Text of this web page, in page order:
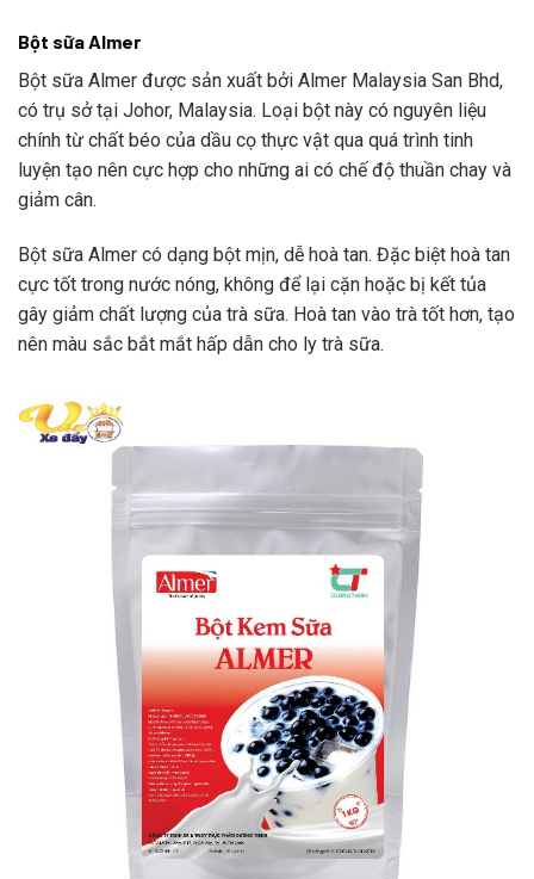
Bột sữa Almer
Bột sữa Almer được sản xuất bởi Almer Malaysia San Bhd,
có trụ sở tại Johor, Malaysia. Loại bột này có nguyên liệu
chính từ chất béo của dầu cọ thực vật qua quá trình tinh
luyện tạo nên cực hợp cho những ai có chế độ thuần chay và
giảm cân.
Bột sữa Almer có dạng bột mịn, dễ hoà tan. Đặc biệt hoà tan
cực tốt trong nước nóng, không để lại cặn hoặc bị kết tủa
gây giảm chất lượng của trà sữa. Hoà tan vào trà tốt hơn, tạo
nên màu sắc bắt mắt hấp dẫn cho ly trà sữa.